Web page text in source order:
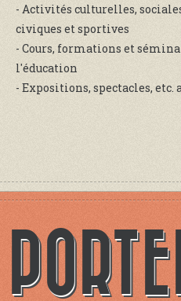
- Activités culturelles,
civiques et sportives
- Cours, formations et
l'éducation
- Expositions, spectacles, etc.